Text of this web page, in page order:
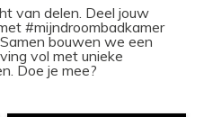
van delen. Deel jouw
#mijndroombadkamer
bouwen we een
vol met unieke
Doe je mee?